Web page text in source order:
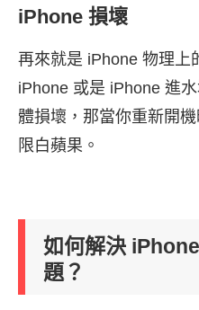
iPhone 損壞
再來就是 iPhone 物理上
iPhone 或是 iPhone 進
體損壞，那當你重新開
限白蘋果。
如何解決
題？